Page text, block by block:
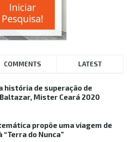
COMMENTS LATEST
história de superação de
Mister Ceará 2020
propõe uma viagem de
“Terra do Nunca”